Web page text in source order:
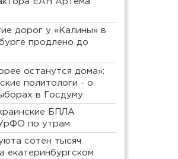
дорог у «Калины» в
продлено до
останутся дома»:
политологи - о
в Госдуму
БПЛА
по утрам
сотен тысяч
екатеринбургском